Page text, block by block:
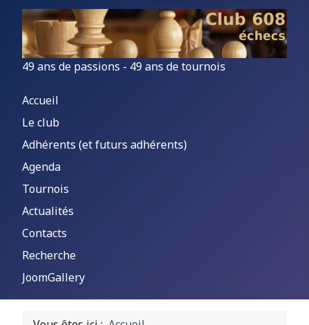
49 ans de passions - 49 ans de tournois
Accueil
Le club
Adhérents (et futurs adhérents)
Agenda
Tournois
Actualités
Contacts
Recherche
JoomGallery